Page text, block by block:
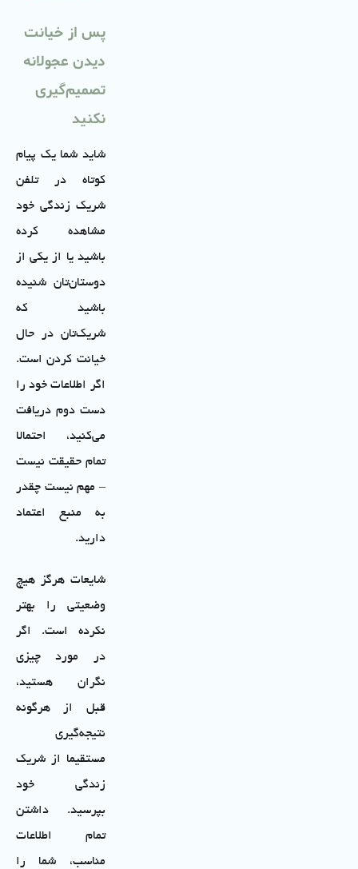
پس از خیانت
دیدن عجولانه
تصمیم‌گیری
نکنید
شاید شما یک پیام
کوتاه در تلفن
شریک زندگی خود
مشاهده کرده
باشید یا از یکی از
دوستان‌تان شنیده
باشید که
شریک‌تان در حال
خیانت کردن است.
اگر اطلاعات خود را
دست دوم دریافت
می‌کنید، احتمالا
تمام حقیقت نیست
– مهم نیست چقدر
به منبع اعتماد
دارید.
شایعات هرگز هیچ
وضعیتی را بهتر
نکرده است. اگر
در مورد چیزی
نگران هستید،
قبل از هر‌گونه
نتیجه‌گیری
مستقیما از شریک
زندگی خود
بپرسید. داشتن
تمام اطلاعات
مناسب، شما را